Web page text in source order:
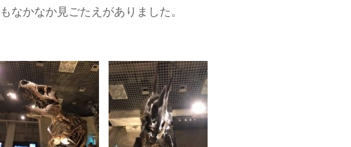
もなかなか見ごたえがありました。